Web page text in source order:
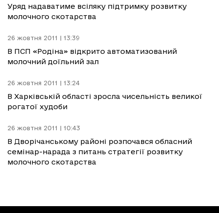
Уряд надаватиме всіляку підтримку розвитку
молочного скотарства
26 жовтня 2011 | 13:39
В ПСП «Родіна» відкрито автоматизований
молочний доїльний зал
26 жовтня 2011 | 13:24
В Харківській області зросла чисельність великої
рогатої худоби
26 жовтня 2011 | 10:43
В Дворічанському районі розпочався обласний
семінар-нарада з питань стратегії розвитку
молочного скотарства